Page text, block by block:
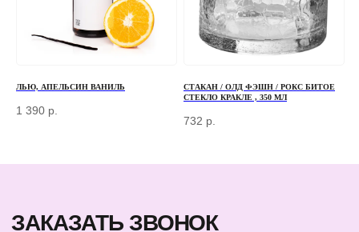
ЛЬЮ, АПЕЛЬСИН ВАНИЛЬ
1 390 р.
СТАКАН / ОЛД ФЭШН / РОКС БИТОЕ
СТЕКЛО КРАКЛЕ , 350 МЛ
732 р.
Отправляя форму, вы соглашаетесь
с Политикой
конфиденциальности и обработки персональных данных
+7 (966) 077-55-50